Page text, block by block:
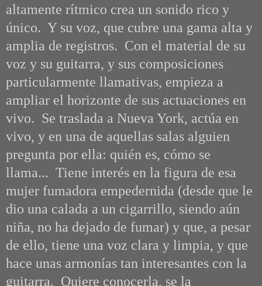
altamente rítmico crea un sonido rico y
único. Y su voz, que cubre una gama alta y
amplia de registros. Con el material de su
voz y su guitarra, y sus composiciones
particularmente llamativas, empieza a
ampliar el horizonte de sus actuaciones en
vivo. Se traslada a Nueva York, actúa en
vivo, y en una de aquellas salas alguien
pregunta por ella: quién es, cómo se
llama... Tiene interés en la figura de esa
mujer fumadora empedernida (desde que le
dio una calada a un cigarrillo, siendo aún
niña, no ha dejado de fumar) y que, a pesar
de ello, tiene una voz clara y limpia, y que
hace unas armonías tan interesantes con la
guitarra. Quiere conocerla, se la